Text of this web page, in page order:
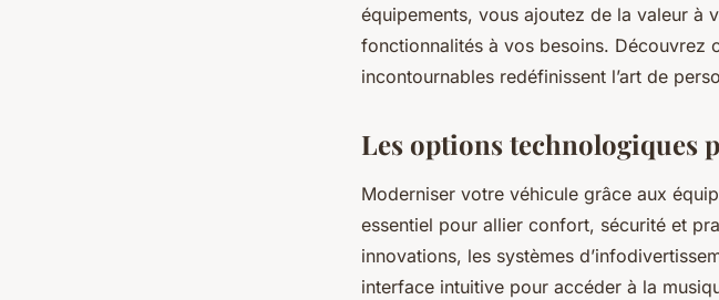
équipements, vous ajoutez de la valeur à
fonctionnalités à vos besoins. Découvrez
incontournables redéfinissent l’art de
Les options technologiques
Moderniser votre véhicule grâce aux
essentiel pour allier confort, sécurité et
innovations, les systèmes
interface intuitive pour accéder à la